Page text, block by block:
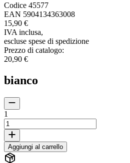
Codice 45577
EAN 5904134363008
15,90 €
IVA inclusa,
escluse spese di spedizione
Prezzo di catalogo:
20,90 €
bianco
1
Aggiungi al carrello